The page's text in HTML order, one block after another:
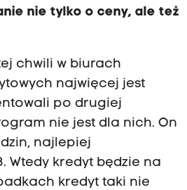
nie tylko o ceny, ale też
chwili w biurach
najwięcej jest
po drugiej
nie jest dla nich. On
najlepiej
Wtedy kredyt będzie na
kredyt taki nie